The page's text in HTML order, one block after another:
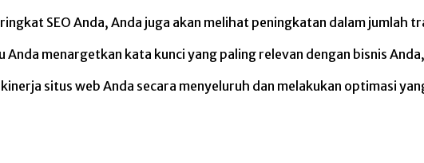
SEO Anda, Anda juga akan melihat peningkatan dalam jumlah
Anda menargetkan kata kunci yang paling relevan dengan bisnis
kinerja situs web Anda secara menyeluruh dan melakukan optimasi